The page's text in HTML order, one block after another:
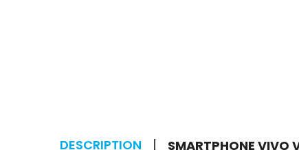
DESCRIPTION SMARTPHONE VIVO